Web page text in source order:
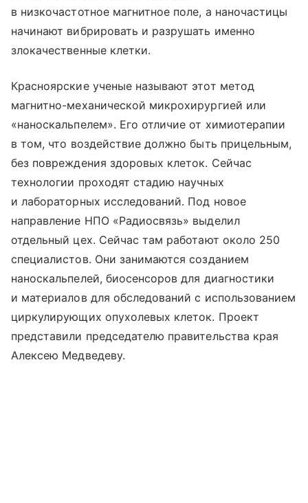
в низкочастотное магнитное поле, а наночастицы
начинают вибрировать и разрушать именно
злокачественные клетки.
Красноярские ученые называют этот метод
магнитно-механической микрохирургией или
«наноскальпелем». Его отличие от химиотерапии
в том, что воздействие должно быть прицельным,
без повреждения здоровых клеток. Сейчас
технологии проходят стадию научных
и лабораторных исследований. Под новое
направление НПО «Радиосвязь» выделил
отдельный цех. Сейчас там работают около 250
специалистов. Они занимаются созданием
наноскальпелей, биосенсоров для диагностики
и материалов для обследований с использованием
циркулирующих опухолевых клеток. Проект
представили председателю правительства края
Алексею Медведеву.